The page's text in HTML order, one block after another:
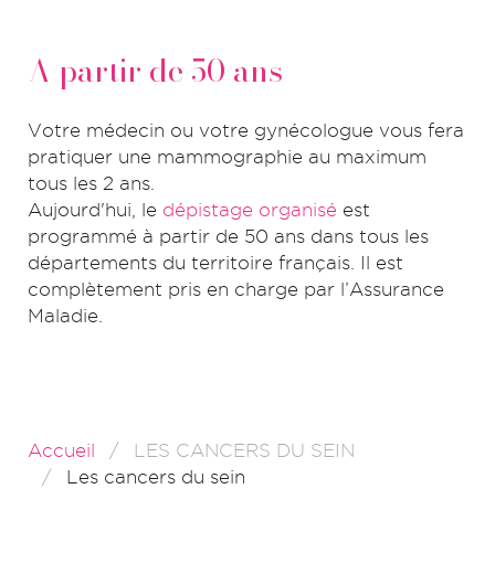
A partir de 50 ans
Votre médecin ou votre gynécologue vous fera
pratiquer une mammographie au maximum
tous les 2 ans.
Aujourd'hui, le dépistage organisé est
programmé à partir de 50 ans dans tous les
départements du territoire français. Il est
complètement pris en charge par l’Assurance
Maladie.
Accueil
LES CANCERS DU SEIN
Les cancers du sein